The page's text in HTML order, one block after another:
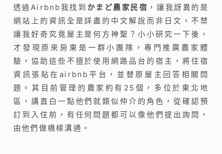
透過Airbnb我找到 かまど農家民宿 ，讓我訝異的是
網站上的資訊全是詳盡的中文解說而非日文，不禁
讓我好奇究竟屋主是何方神聖？小小研究一下後，
才發現原來房東是一群小團隊，專門推廣農家體
驗，協助這些不擅於使用網路品台的宿主，將住宿
資訊張貼在airbnb平台，並替原屋主回答相關問
題。其目前管理的農家約有25個，多位於東北地
區，講直白一點他們就類似仲介的角色，從確認預
訂到入住前，有任何問題都可以像他們提出詢問，
由他們做橋樑溝通。